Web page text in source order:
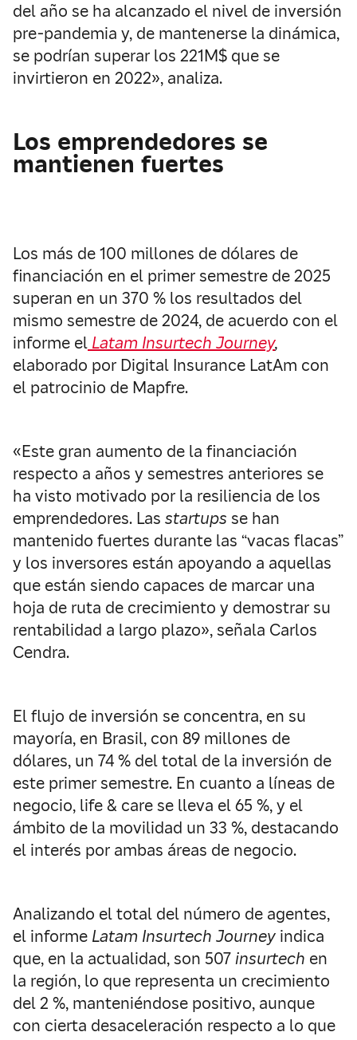
del año se ha alcanzado el nivel de inversión
pre-pandemia y, de mantenerse la dinámica,
se podrían superar los 221M$ que se
invirtieron en 2022», analiza.
Los emprendedores se
mantienen fuertes
Los más de 100 millones de dólares de
financiación en el primer semestre de 2025
superan en un 370 % los resultados del
mismo semestre de 2024, de acuerdo con el
informe el Latam Insurtech Journey,
elaborado por Digital Insurance LatAm con
el patrocinio de Mapfre.
«Este gran aumento de la financiación
respecto a años y semestres anteriores se
ha visto motivado por la resiliencia de los
emprendedores. Las startups se han
mantenido fuertes durante las “vacas flacas”
y los inversores están apoyando a aquellas
que están siendo capaces de marcar una
hoja de ruta de crecimiento y demostrar su
rentabilidad a largo plazo», señala Carlos
Cendra.
El flujo de inversión se concentra, en su
mayoría, en Brasil, con 89 millones de
dólares, un 74 % del total de la inversión de
este primer semestre. En cuanto a líneas de
negocio, life & care se lleva el 65 %, y el
ámbito de la movilidad un 33 %, destacando
el interés por ambas áreas de negocio.
Analizando el total del número de agentes,
el informe Latam Insurtech Journey indica
que, en la actualidad, son 507insurtech en
la región, lo que representa un crecimiento
del 2 %, manteniéndose positivo, aunque
con cierta desaceleración respecto a lo que